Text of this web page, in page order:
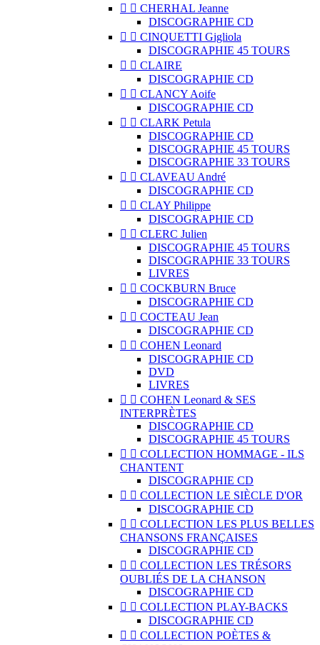
  CHERHAL Jeanne
DISCOGRAPHIE CD
  CINQUETTI Gigliola
DISCOGRAPHIE 45 TOURS
  CLAIRE
DISCOGRAPHIE CD
  CLANCY Aoife
DISCOGRAPHIE CD
  CLARK Petula
DISCOGRAPHIE CD
DISCOGRAPHIE 45 TOURS
DISCOGRAPHIE 33 TOURS
  CLAVEAU André
DISCOGRAPHIE CD
  CLAY Philippe
DISCOGRAPHIE CD
  CLERC Julien
DISCOGRAPHIE 45 TOURS
DISCOGRAPHIE 33 TOURS
LIVRES
  COCKBURN Bruce
DISCOGRAPHIE CD
  COCTEAU Jean
DISCOGRAPHIE CD
  COHEN Leonard
DISCOGRAPHIE CD
DVD
LIVRES
  COHEN Leonard & SES
INTERPRÈTES
DISCOGRAPHIE CD
DISCOGRAPHIE 45 TOURS
  COLLECTION HOMMAGE - ILS
CHANTENT
DISCOGRAPHIE CD
  COLLECTION LE SIÈCLE D'OR
DISCOGRAPHIE CD
  COLLECTION LES PLUS BELLES
CHANSONS FRANÇAISES
DISCOGRAPHIE CD
  COLLECTION LES TRÉSORS
OUBLIÉS DE LA CHANSON
DISCOGRAPHIE CD
  COLLECTION PLAY-BACKS
DISCOGRAPHIE CD
  COLLECTION POÈTES &